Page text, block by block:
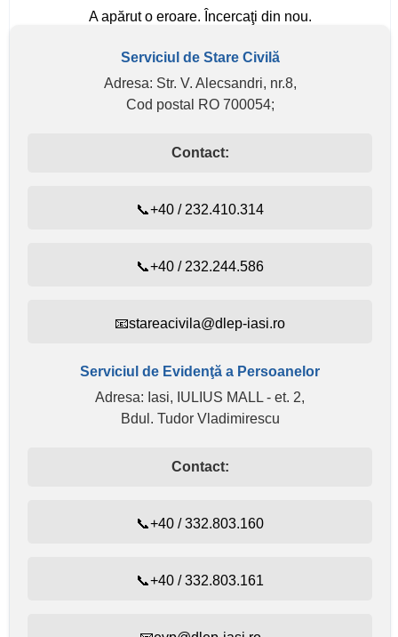
A apărut o eroare. Încercaţi din nou.
Serviciul de Stare Civilă
Adresa: Str. V. Alecsandri, nr.8,
Cod postal RO 700054;
Contact:
📞+40 / 232.410.314
📞+40 / 232.244.586
📧stareacivila@dlep-iasi.ro
Serviciul de Evidenţă a Persoanelor
Adresa: Iasi, IULIUS MALL - et. 2,
Bdul. Tudor Vladimirescu
Contact:
📞+40 / 332.803.160
📞+40 / 332.803.161